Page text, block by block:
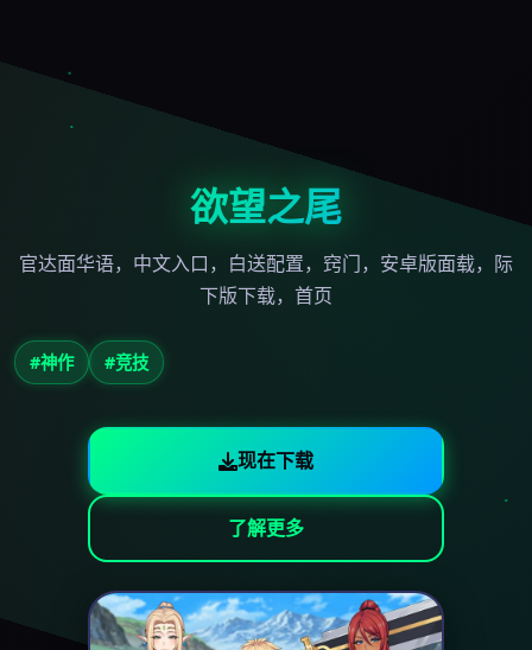
欲望之尾
官达面华语，中文入口，白送配置，窍门，安卓版面载，际
下版下载，首页
#神作 #竞技
现在下载
了解更多